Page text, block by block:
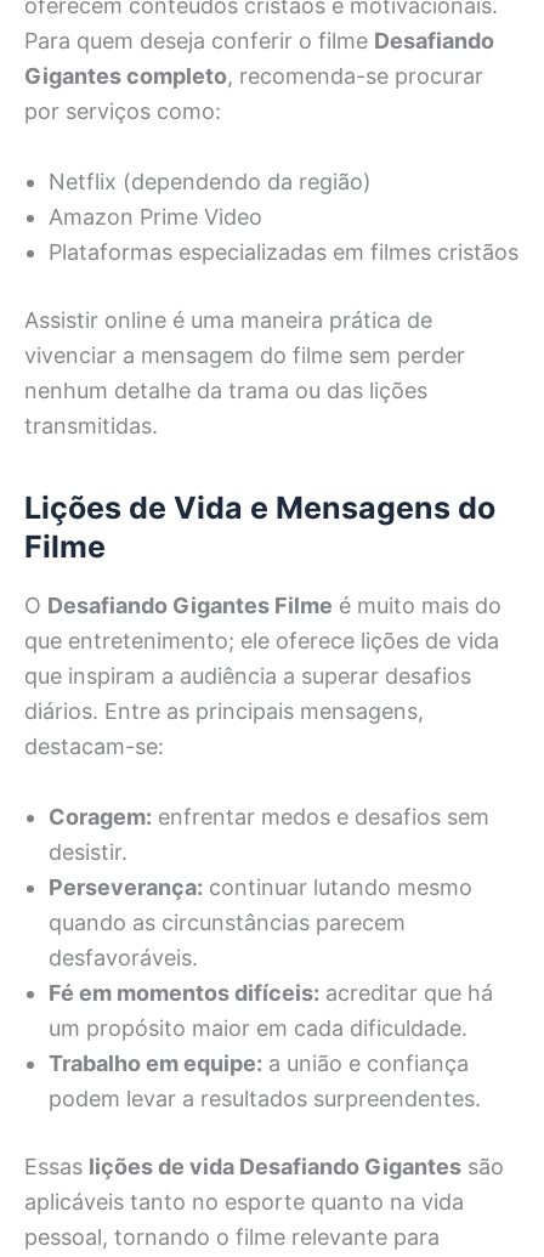
oferecem conteúdos cristãos e motivacionais.
Para quem deseja conferir o filme Desafiando
Gigantes completo, recomenda-se procurar
por serviços como:
Netflix (dependendo da região)
Amazon Prime Video
Plataformas especializadas em filmes cristãos
Assistir online é uma maneira prática de
vivenciar a mensagem do filme sem perder
nenhum detalhe da trama ou das lições
transmitidas.
Lições de Vida e Mensagens do
Filme
O Desafiando Gigantes Filme é muito mais do
que entretenimento; ele oferece lições de vida
que inspiram a audiência a superar desafios
diários. Entre as principais mensagens,
destacam-se:
Coragem: enfrentar medos e desafios sem
desistir.
Perseverança: continuar lutando mesmo
quando as circunstâncias parecem
desfavoráveis.
Fé em momentos difíceis: acreditar que há
um propósito maior em cada dificuldade.
Trabalho em equipe: a união e confiança
podem levar a resultados surpreendentes.
Essas lições de vida Desafiando Gigantes são
aplicáveis tanto no esporte quanto na vida
pessoal, tornando o filme relevante para